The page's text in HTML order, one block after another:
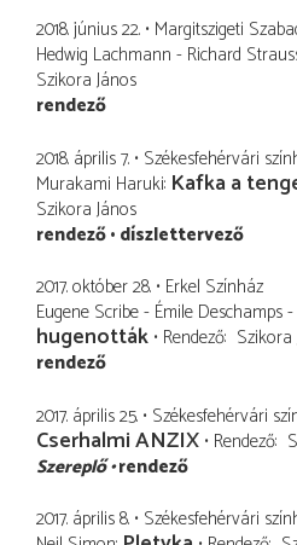
2018. június 22. Margitszigeti
Hedwig Lachmann - Richard
Szikora János
rendező
2018. április 7. Székesfehérvári
Murakami Haruki Kafka a
Szikora János
rendező díszlettervező
2017. október 28. Erkel Színház
Eugene Scribe - Émile Deschamps
hugenották Rendező Szikora
rendező
2017. április 25. Székesfehérvári
Cserhalmi ANZIX Rendező
Szereplő rendező
2017. április 8. Székesfehérvári